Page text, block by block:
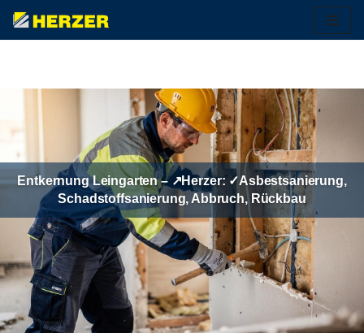
Zum
Entkernung Leingarten – ↗️Herzer: ✓Asbestsanierung,
Schadstoffsanierung, Abbruch, Rückbau